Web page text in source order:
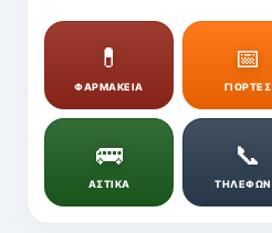
💊
ΦΑΡΜΑΚΕΙΑ
📅
ΓΙΟΡΤΕΣ
🚌
ΑΣΤΙΚΑ
📞